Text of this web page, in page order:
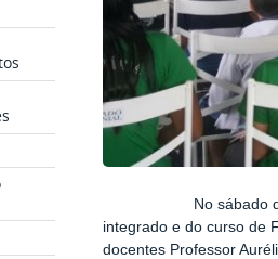
No sábado
integrado e do curso de
docentes Professor